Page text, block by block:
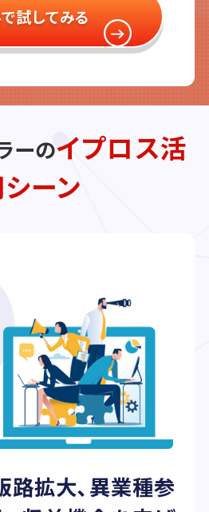
試してみる
ーのイプロス活
ーン
路拡大、異業種参